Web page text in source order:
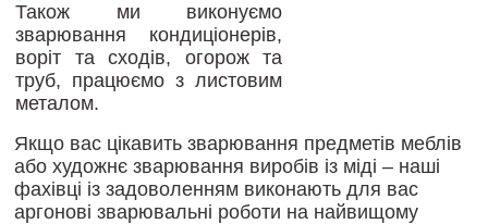
Також ми виконуємо
зварювання кондиціонерів,
воріт та сходів, огорож та
труб, працюємо з листовим
металом.
Якщо вас цікавить зварювання предметів меблів
або художнє зварювання виробів із міді – наші
фахівці із задоволенням виконають для вас
аргонові зварювальні роботи на найвищому